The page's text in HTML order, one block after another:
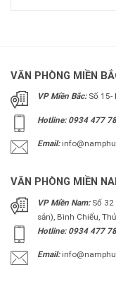
VĂN PHÒNG MIỀN
VP Miền Bắc:Số 15-
Hotline: 0934 477
Email:
VĂN PHÒNG MIỀN
VP Miền Nam:Số 32
sản), Bình Chiểu,
Hotline: 0934 477
Email: